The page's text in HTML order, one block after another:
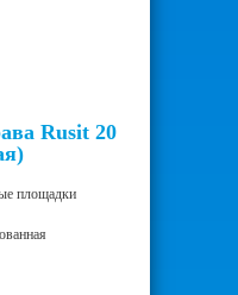
Rusit 20
площадки